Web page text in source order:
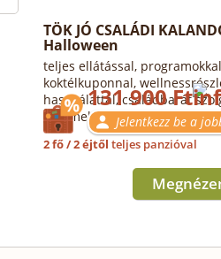
TÖK JÓ CSALÁDI
Halloween
teljes ellátással,
koktélkuponnal,
használattal, családbarát
gyermekvilág használattal
131 900 Ft
Jelentkezz be a
2 fő / 2 éjtől teljes panzióval